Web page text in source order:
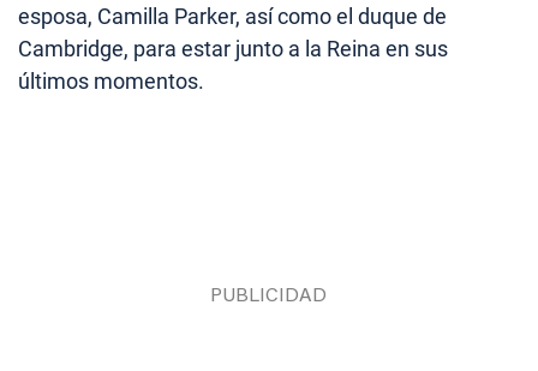
esposa, Camilla Parker, así como el duque de
Cambridge, para estar junto a la Reina en sus
últimos momentos.